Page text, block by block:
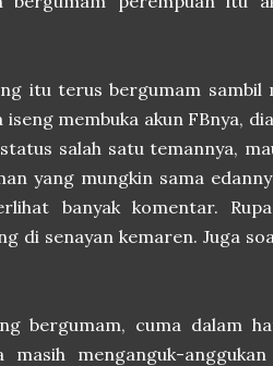
itu terus bergumam sambil
membuka akun FBnya,
salah satu temannya,
yang mungkin sama
banyak komentar.
di senayan kemaren. Juga
bergumam, cuma dalam
menganguk-